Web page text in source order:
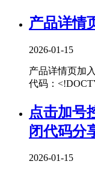
产品详情
2026-01-15
产品详情页加
代码：
点击加号
闭代码分
2026-01-15